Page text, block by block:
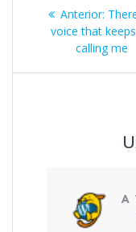
entradas
Anterior:
voice that
calling me
A